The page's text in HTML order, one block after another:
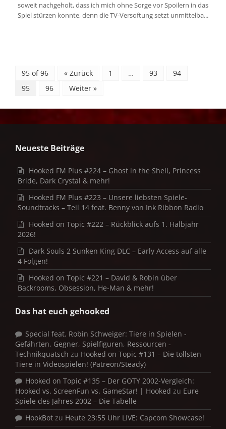
soweit nachgeholt, dass ich mich ohne Sorge vor Spoilern in das
Spiel stürzen konnte, denn die TV-Versoftung setzt unmittelba...
95 of 96 « Zurück 1 … 93
94
95
96 Weiter »
Neueste Beiträge
Hooked FM Plus #224 – Ghost in the Shell, Princess
Bride, Dark Crystal & mehr!
Hooked FM Plus #223 – Unsere liebsten Spiele-
Soundtracks – Teil 14 feat. Benny von Ink Ribbon Radio
Hooked on Topic #222 – Rückblick aufs 1. Halbjahr
2026!
Dark Souls 2 Sunken King DLC – Early Access auf alle
4 Folgen!
Hooked on Topic #221 – David & Robin über
Backrooms, Obsession, He-Man & mehr!
Das hat euch gehooked
Special feat. Robin Schweiger: Tiere in Spielen -
Gefährten, Gegner, Spielfiguren, Ressourcen -
Technikquatsch zu Hooked on Topic #131 – Die tollsten
Tiere in Videospielen! (Patreon/Steady)
Hooked on Topic #135 – Der GOTY 2002-Vergleich:
Hooked vs. ScreenFun vs. GameStar! | Hooked zu Eure
Spiele des Jahres 2002 – Die Tabelle
HookBot zu Heute 23:55 Uhr LIVE: Capcom Showcase!